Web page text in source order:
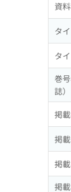
資
タ
タ
巻
誌）
掲
掲
掲
掲